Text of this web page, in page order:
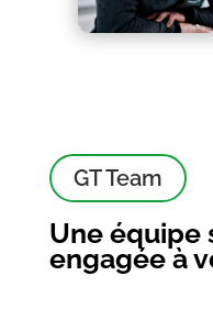
GT Team
Une équipe
engagée à